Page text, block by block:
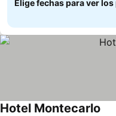
Elige fechas para ver
Hotel Montecarlo